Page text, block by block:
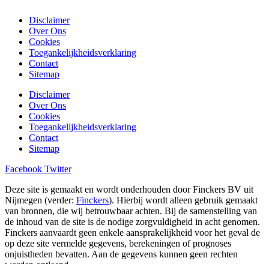
Disclaimer
Over Ons
Cookies
Toegankelijkheidsverklaring
Contact
Sitemap
Disclaimer
Over Ons
Cookies
Toegankelijkheidsverklaring
Contact
Sitemap
Facebook Twitter
Deze site is gemaakt en wordt onderhouden door Finckers BV uit
Nijmegen (verder: Finckers). Hierbij wordt alleen gebruik gemaakt
van bronnen, die wij betrouwbaar achten. Bij de samenstelling van
de inhoud van de site is de nodige zorgvuldigheid in acht genomen.
Finckers aanvaardt geen enkele aansprakelijkheid voor het geval de
op deze site vermelde gegevens, berekeningen of prognoses
onjuistheden bevatten. Aan de gegevens kunnen geen rechten